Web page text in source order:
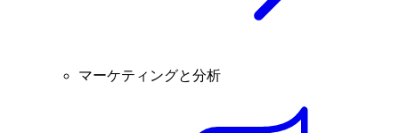
マーケティングと分析